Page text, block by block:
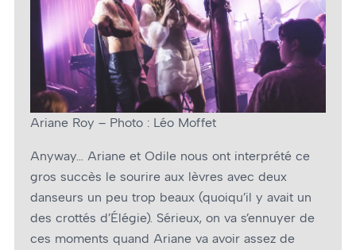
Ariane Roy – Photo : Léo Moffet
Anyway… Ariane et Odile nous ont interprété ce
gros succès le sourire aux lèvres avec deux
danseurs un peu trop beaux (quoiqu’il y avait un
des crottés d’Élégie). Sérieux, on va s’ennuyer de
ces moments quand Ariane va avoir assez de